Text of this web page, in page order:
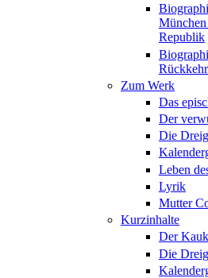
Republik
Zum Werk
Das
Der
Die
Leben
Lyrik
Mutter
Kurzinhalte
Der
Die